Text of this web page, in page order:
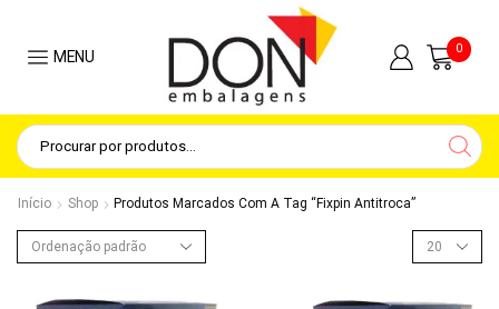
MENU 0
Início Shop Produtos Marcados Com A Tag “fixpin Antitroca”